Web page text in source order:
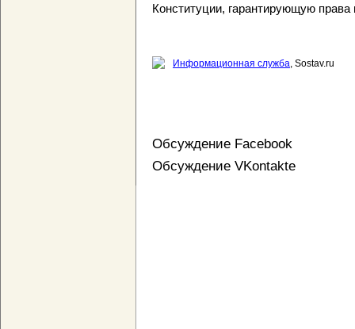
Конституции, гарантирующую
Информационная служба, Sostav.ru
Обсуждение Facebook
Обсуждение VKontakte